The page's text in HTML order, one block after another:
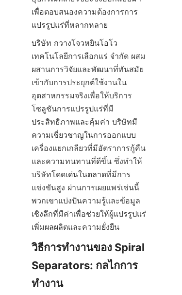
เพื่อตอบสนองความต้องการการ
แปรรูปแร่ที่หลากหลาย
บริษัท กวางโจวหยินโอโว
เทคโนโลยีการเลือกแร่ จำกัด ผสม
ผสานการวิจัยและพัฒนาที่ทันสมัย
เข้ากับการประยุกต์ใช้งานใน
อุตสาหกรรมจริงเพื่อให้บริการ
โซลูชันการแปรรูปแร่ที่มี
ประสิทธิภาพและคุ้มค่า บริษัทมี
ความเชี่ยวชาญในการออกแบบ
เครื่องแยกเกลียวที่มีอัตราการกู้คืน
และความทนทานที่ดีขึ้น ซึ่งทำให้
บริษัทโดดเด่นในตลาดที่มีการ
แข่งขันสูง ผ่านการเผยแพร่เช่นนี้
พวกเขาแบ่งปันความรู้และข้อมูล
เชิงลึกที่มีค่าเพื่อช่วยให้ผู้แปรรูปแร่
เพิ่มผลผลิตและความยั่งยืน
วิธีการทำงานของ Spiral
Separators: กลไกการ
ทำงาน